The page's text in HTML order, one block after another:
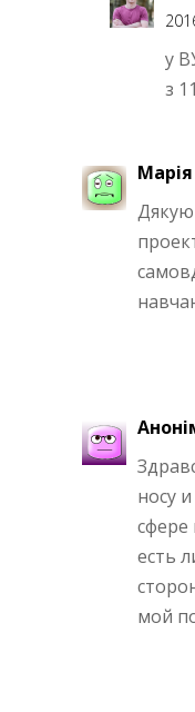
у
з 11
Марія
Дякую
носу
есть
мой